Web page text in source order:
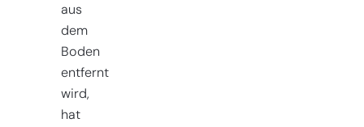
aus
dem
Boden
entfernt
wird,
hat